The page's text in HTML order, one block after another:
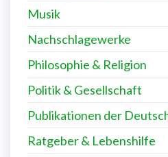
Musik
Nachschlagewerke
Philosophie & Religion
Politik & Gesellschaft
Publikationen der
Ratgeber & Lebenshilfe